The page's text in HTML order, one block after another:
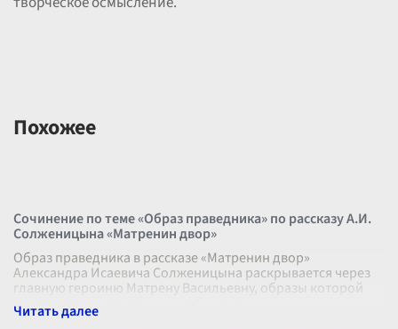
Похожее
Сочинение по теме «Образ праведника» по рассказу А.И.
Солженицына «Матренин двор»
Образ праведника в рассказе «Матренин двор»
Александра Исаевича Солженицына раскрывается через
главную героиню Матрену Васильевну, образы которой
придают повествованию особое эмоци